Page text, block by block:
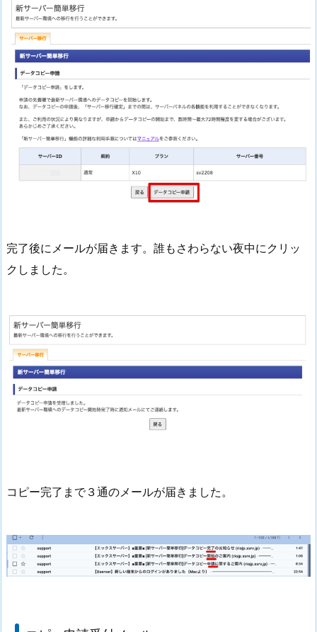
完了後にメールが届きます。誰もさわらない夜中にクリッ
クしました。
コピー完了まで３通のメールが届きました。